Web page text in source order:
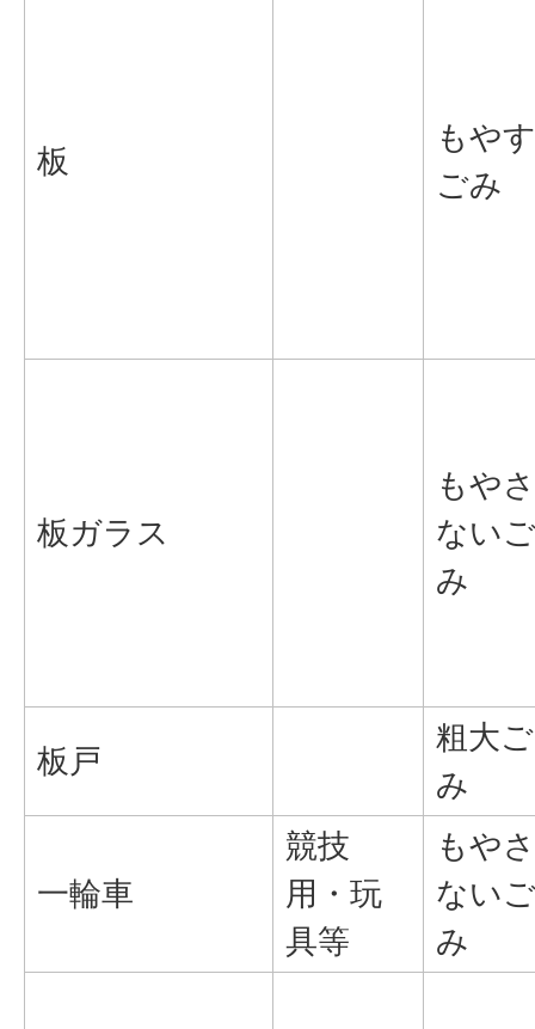
板
もやす
ごみ
板ガラス
もやさ
ないご
み
板戸
粗大ご
み
一輪車
競技
用・玩
具等
もやさ
ないご
み